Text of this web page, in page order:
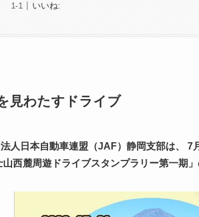
いいね:
見わたすドライブ
人日本自動車連盟（JAF）静岡支部は、 7
山西麓周遊ドライブスタンプラリー第一期